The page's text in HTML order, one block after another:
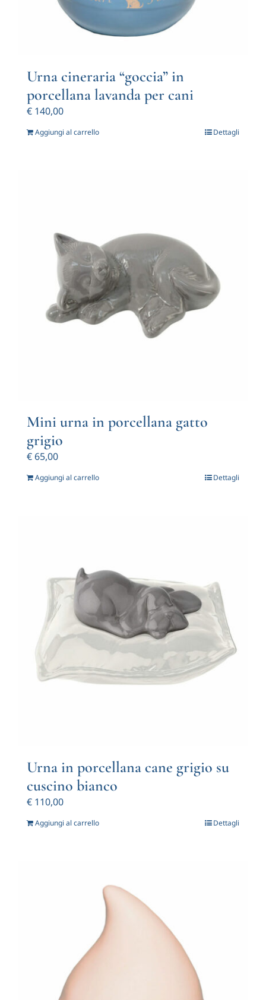
Urna cineraria “goccia” in
porcellana lavanda per cani
€ 140,00
Aggiungi al carrello Dettagli
Mini urna in porcellana gatto
grigio
€ 65,00
Aggiungi al carrello Dettagli
Urna in porcellana cane grigio su
cuscino bianco
€ 110,00
Aggiungi al carrello Dettagli